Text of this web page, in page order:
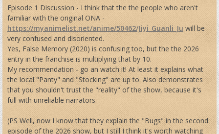
Episode 1 Discussion - I think that the the people who aren't
familiar with the original ONA -
https://myanimelist.net/anime/50462/Jiyi_Guanli_Juwill be
very confused and disoriented.
Yes, False Memory (2020) is confusing too, but the the 2026
entry in the franchise is multiplying that by 10.
My recommendation - go an watch it! At least it explains what
the local "Panty" and "Stocking" are up to. Also demonstrates
that you shouldn't trust the "reality" of the show, because it's
full with unreliable narrators.
(PS Well, now I know that they explain the "Bugs" in the second
episode of the 2026 show, but I still I think it's worth watching